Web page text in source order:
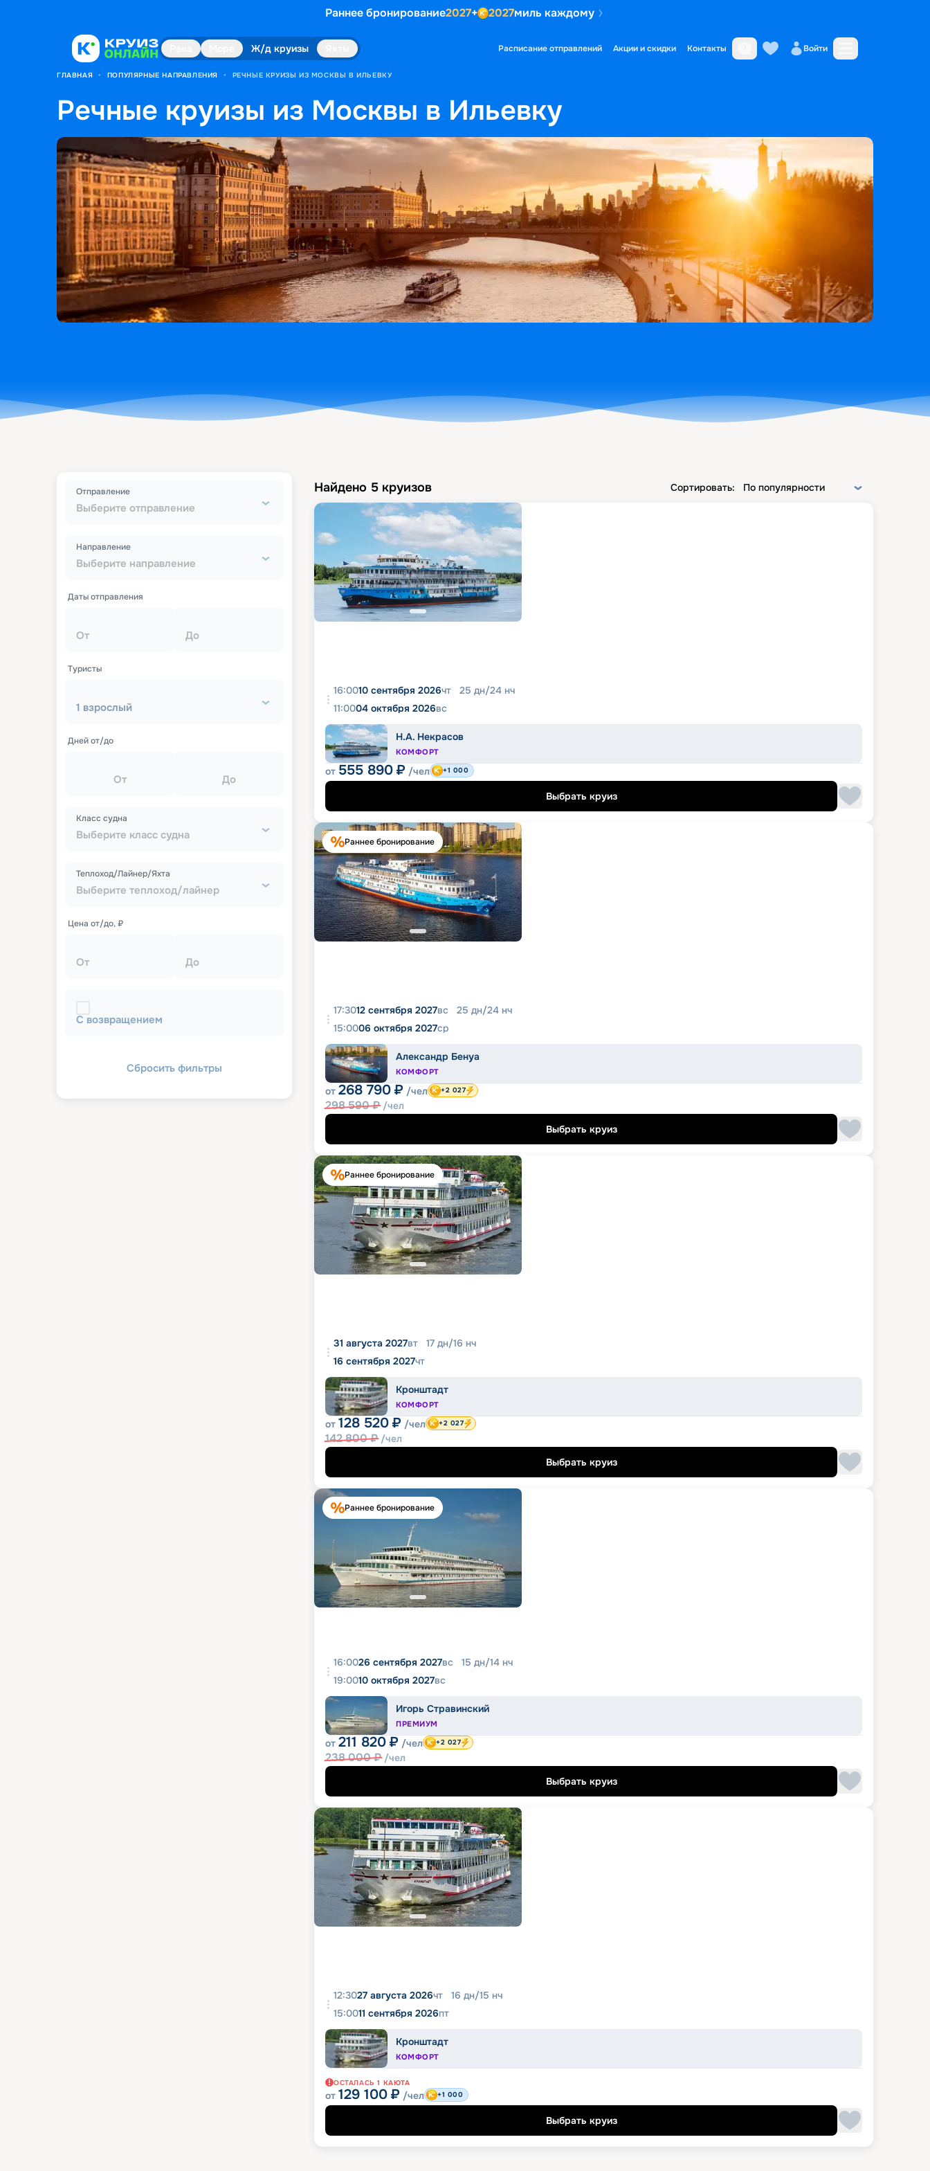
Раннее бронирование2027+ 2027миль каждому
Ж/д круизы Расписание отправлений Акции и скидки Контакты Войти
ГЛАВНАЯ • ПОПУЛЯРНЫЕ НАПРАВЛЕНИЯ • РЕЧНЫЕ КРУИЗЫ ИЗ МОСКВЫ В ИЛЬЕВКУ
Речные круизы из Москвы в Ильевку
Выберите отправление
Отправление
Выберите направление
Направление
Даты отправления
От До
Туристы
1 взрослый
Дней от/до
От До
Выберите класс судна
Класс судна
Выберите теплоход/лайнер
Теплоход/Лайнер/Яхта
Цена от/до, ₽
От До
С возвращением
Сбросить фильтры
Найдено 5 круизов Сортировать: По популярности
16:0010 сентября 2026чт 25 дн/24 нч
11:0004 октября 2026вс
Н.А. Некрасов
КОМФОРТ
от 555 890 ₽ /чел +1 000
Выбрать круиз
Раннее бронирование
17:3012 сентября 2027вс 25 дн/24 нч
15:0006 октября 2027ср
Александр Бенуа
КОМФОРТ
от 268 790 ₽ /чел
298 590₽ /чел
+2 027
Выбрать круиз
Раннее бронирование
31 августа 2027вт 17 дн/16 нч
16 сентября 2027чт
Кронштадт
КОМФОРТ
от 128 520 ₽ /чел
142 800₽ /чел
+2 027
Выбрать круиз
Раннее бронирование
16:0026 сентября 2027вс 15 дн/14 нч
19:0010 октября 2027вс
Игорь Стравинский
ПРЕМИУМ
от 211 820 ₽ /чел
238 000₽ /чел
+2 027
Выбрать круиз
12:3027 августа 2026чт 16 дн/15 нч
15:0011 сентября 2026пт
Кронштадт
КОМФОРТ
ОСТАЛАСЬ 1 КАЮТА
от 129 100 ₽ /чел +1 000
Выбрать круиз